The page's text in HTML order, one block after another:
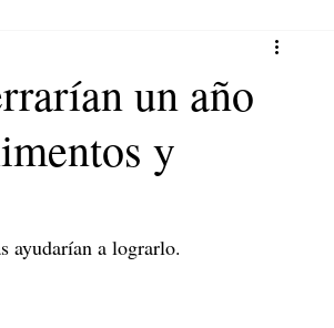
un año
y
ayudarían a lograrlo.